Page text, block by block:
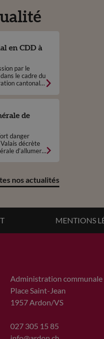
en CDD à
par le
le cadre du
cantonal
de
danger
Valais décrète
d’allumer
nos actualités
MENTIONS
Administration communale
Place Saint-Jean
1957 Ardon/VS
027 305 15 85